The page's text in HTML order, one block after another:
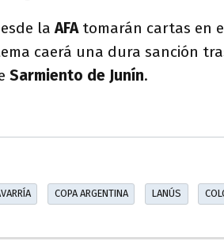
laAFA tomarán cartas en
caerá una dura sanción
Sarmiento de Junín.
COPA ARGENTINA LANÚS